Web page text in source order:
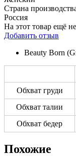
Страна
Россия
На этот товар ещё
Добавить отзыв
Beauty Born
Обхват груди
Обхват талии
Обхват бедер
Похожие